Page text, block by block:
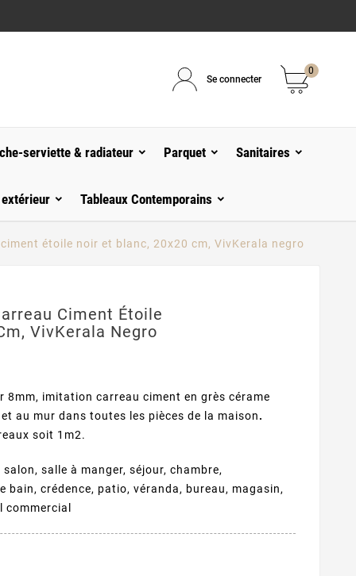
Se connecter
0
serviette & radiateur Parquet Sanitaires
Tableaux Contemporains
étoile noir et blanc, 20x20 cm, VivKerala negro
Ciment Étoile
VivKerala Negro
8mm, imitation carreau ciment en grès cérame
au mur dans toutes les pièces de la maison.
soit 1m2.
salle à manger, séjour, chambre,
bain, crédence, patio, véranda, bureau, magasin,